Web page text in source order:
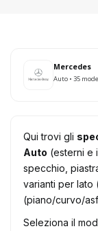
Mercedes
Auto • 35
Qui trovi gli
Auto (esterni e
specchio,
varianti per lato
(piano/curvo/
Seleziona il